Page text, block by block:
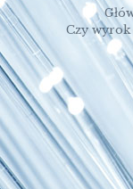
Czy wyrok